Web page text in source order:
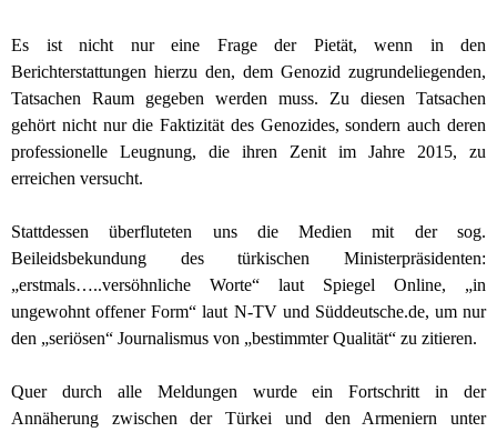
Es ist nicht nur eine Frage der Pietät, wenn in den
Berichterstattungen hierzu den, dem Genozid zugrundeliegenden,
Tatsachen Raum gegeben werden muss. Zu diesen Tatsachen
gehört nicht nur die Faktizität des Genozides, sondern auch deren
professionelle Leugnung, die ihren Zenit im Jahre 2015, zu
erreichen versucht.
Stattdessen überfluteten uns die Medien mit der sog.
Beileidsbekundung des türkischen Ministerpräsidenten:
„erstmals…..versöhnliche Worte“ laut Spiegel Online, „in
ungewohnt offener Form“ laut N-TV und Süddeutsche.de, um nur
den „seriösen“ Journalismus von „bestimmter Qualität“ zu zitieren.
Quer durch alle Meldungen wurde ein Fortschritt in der
Annäherung zwischen der Türkei und den Armeniern unter